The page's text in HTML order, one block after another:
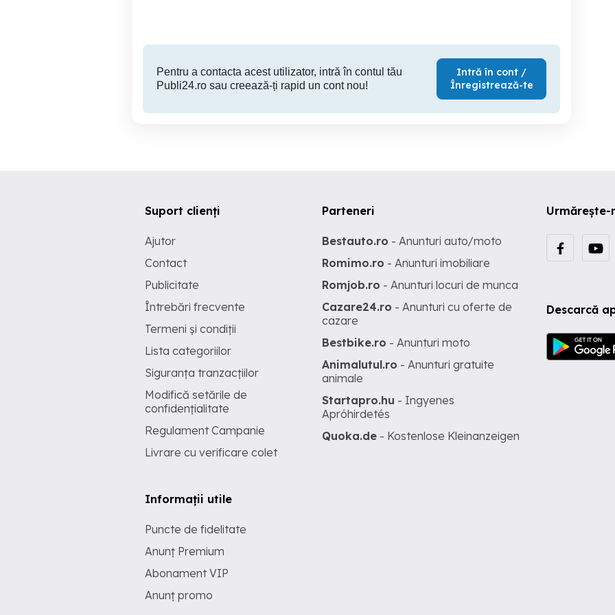
Pentru a contacta acest utilizator, intră în contul tău
Publi24.ro sau creează-ți rapid un cont nou!
Intră în cont /
Înregistrează-te
Urmărește-
Descarcă
Suport clienți
Ajutor
Contact
Publicitate
Întrebări frecvente
Termeni și condiții
Lista categoriilor
Siguranța tranzacțiilor
Modifică setările de
confidențialitate
Regulament Campanie
Livrare cu verificare colet
Informații utile
Puncte de fidelitate
Anunț Premium
Abonament VIP
Anunț promo
Parteneri
Bestauto.ro - Anunturi auto/moto
Romimo.ro - Anunturi imobiliare
Romjob.ro - Anunturi locuri de munca
Cazare24.ro - Anunturi cu oferte de
cazare
Bestbike.ro - Anunturi moto
Animalutul.ro - Anunturi gratuite
animale
Startapro.hu - Ingyenes
Apróhirdetés
Quoka.de - Kostenlose Kleinanzeigen